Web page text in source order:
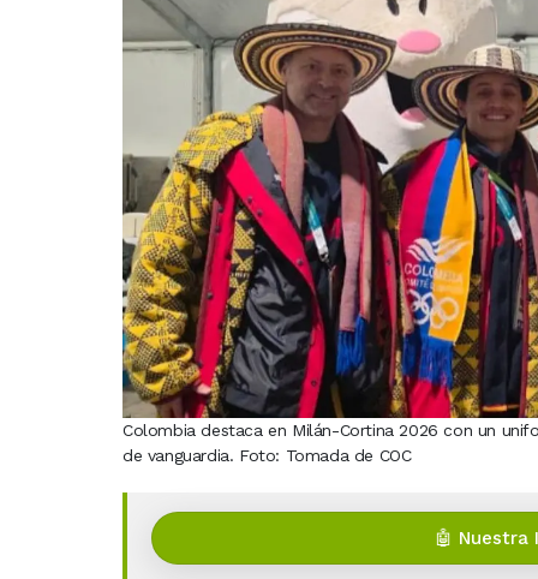
Colombia destaca en Milán-Cortina 2026 con un
de vanguardia. Foto: Tomada de COC
🤖 Nuestra